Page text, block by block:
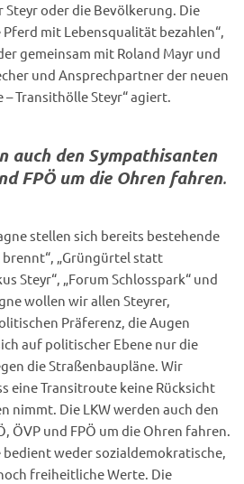
Steyr oder die Bevölkerung. Die
Pferd mit Lebensqualität bezahlen“,
gemeinsam mit Roland Mayr und
und Ansprechpartner der neuen
– Transithölle Steyr“ agiert.
auch den Sympathisanten
FPÖ um die Ohren fahren.
stellen sich bereits bestehende
„Grüngürtel statt
Steyr“, „Forum Schlosspark“ und
wollen wir allen Steyrer,
Präferenz, die Augen
auf politischer Ebene nur die
die Straßenbaupläne. Wir
eine Transitroute keine Rücksicht
nimmt. Die LKW werden auch den
ÖVP und FPÖ um die Ohren fahren.
weder sozialdemokratische,
freiheitliche Werte. Die